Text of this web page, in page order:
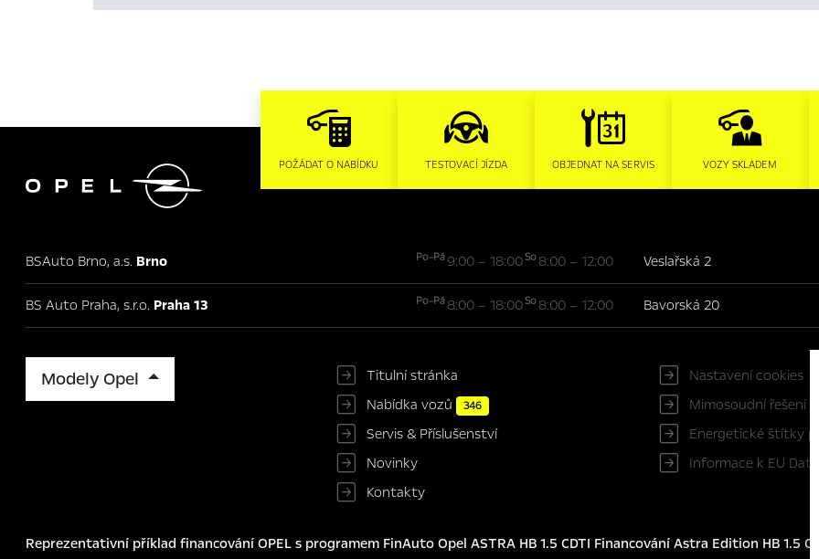
 POŽÁDAT O NABÍDKU TESTOVACÍ JÍZDA OBJEDNAT NA SERVIS VOZY SKLADEM
BSAuto Brno, a.s. Brno Po-Pá 9:00 – 18:00So8:00 – 12:00 Veslařská 2
BS Auto Praha, s.r.o. Praha 13 Po-Pá8:00 – 18:00So8:00 – 12:00 Bavorská 20
Modely Opel
Titulní stránka
Nabídka vozů 346
Servis & Příslušenství
Novinky
Kontakty
Nastavení cookies
Mimosoudní řešení
Energetické štítky
Informace k EU
Reprezentativní příklad financování OPEL s programem FinAuto Opel ASTRA HB 1.5 CDTI Financování Astra Edition HB 1.5